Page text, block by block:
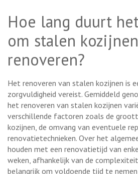
Hoe lang duurt
om stalen
renoveren?
Het renoveren van stalen kozijnen is
zorgvuldigheid vereist. Gemiddeld
het renoveren van stalen kozijnen
verschillende factoren zoals de
kozijnen, de omvang van eventuele
renovatietechnieken. Over het
houden met een renovatietijd van
weken, afhankelijk van de
belangrijk om voldoende tijd te